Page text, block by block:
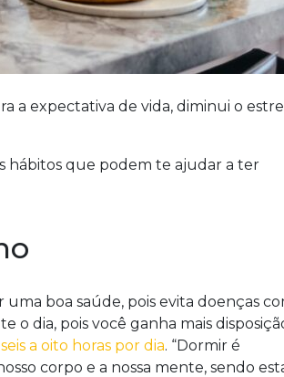
a expectativa de vida, diminui o
hábitos que podem te ajudar a ter
boa saúde, pois evita doenças
o dia, pois você ganha mais
a oito horas por dia. “Dormir é
corpo e a nossa mente, sendo